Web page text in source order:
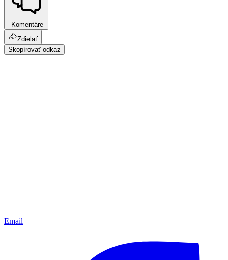
Komentáre
Zdielať
Skopírovať odkaz
Email